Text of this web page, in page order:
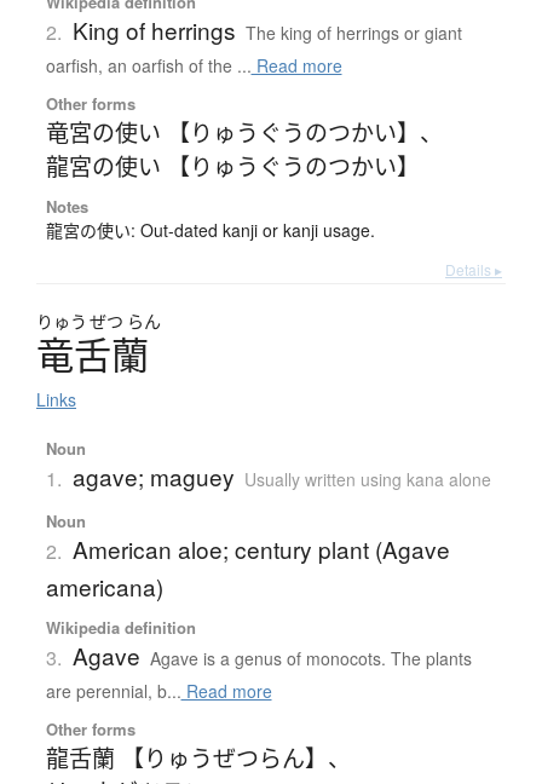
2. King of herrings The king of herrings or giant
oarfish, an oarfish of the ... Read more
Other forms
竜宮の使い 【りゅうぐうのつかい】 、
龍宮の使い 【りゅうぐうのつかい】
Notes
龍宮の使い: Out-dated kanji or kanji usage.
Details ▸
りゅう ぜつ らん
竜舌蘭
Links
Noun
1. agave; maguey Usually written using kana alone
Noun
2. American aloe; century plant (Agave
americana)
Wikipedia definition
3. Agave Agave is a genus of monocots. The plants
are perennial, b... Read more
Other forms
龍舌蘭 【りゅうぜつらん】 、